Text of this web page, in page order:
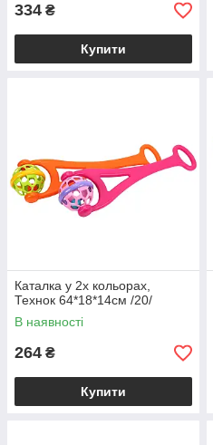
334 ₴
Купити
Каталка у 2х кольорах,
Технок 64*18*14см /20/
В наявності
264 ₴
Купити